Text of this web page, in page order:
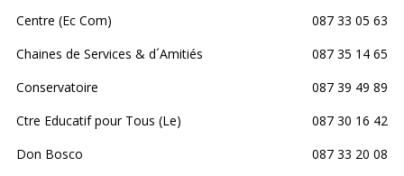
Centre (Ec Com)
087 33 05 63
Chaines de Services & d´Amitiés
087 35 14 65
Conservatoire
087 39 49 89
Ctre Educatif pour Tous (Le)
087 30 16 42
Don Bosco
087 33 20 08